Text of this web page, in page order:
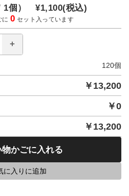
/ 1個）¥1,100(税込)
に0 セット入っています
120個
￥ 13,200
￥0
￥ 13,200
かごに入れる
に入りに追加